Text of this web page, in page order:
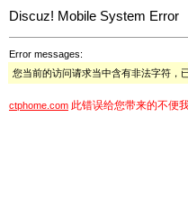
Discuz! Mobile System Error
Error messages:
您当前的访问请求当中含有非法字符，
ctphome.com 此错误给您带来的不便